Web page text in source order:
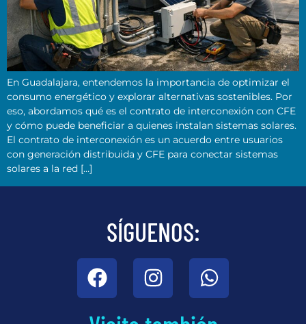
En Guadalajara, entendemos la importancia de optimizar el
consumo energético y explorar alternativas sostenibles. Por
eso, abordamos qué es el contrato de interconexión con CFE
y cómo puede beneficiar a quienes instalan sistemas solares.
El contrato de interconexión es un acuerdo entre usuarios
con generación distribuida y CFE para conectar sistemas
solares a la red […]
SÍGUENOS: